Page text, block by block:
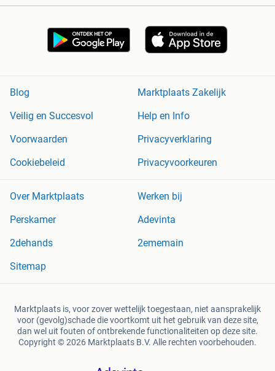
Blog
Marktplaats Zakelijk
Veilig en Succesvol
Help en Info
Voorwaarden
Privacyverklaring
Cookiebeleid
Privacyvoorkeuren
Over Marktplaats
Werken bij
Perskamer
Adevinta
2dehands
2ememain
Sitemap
Marktplaats is, voor zover wettelijk toegestaan, niet aansprakelijk
voor (gevolg)schade die voortkomt uit het gebruik van deze site,
dan wel uit fouten of ontbrekende functionaliteiten op deze site.
Copyright © 2026 Marktplaats B.V. Alle rechten voorbehouden.